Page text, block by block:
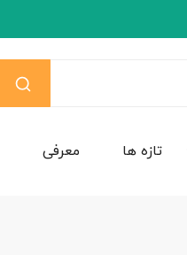
تازه ها معرفی